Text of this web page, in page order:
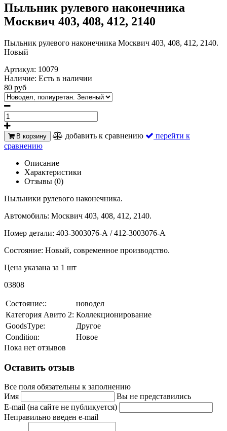
Пыльник рулевого наконечника
Москвич 403, 408, 412, 2140
Пыльник рулевого наконечника Москвич 403, 408, 412, 2140.
Новый
Артикул: 10079
Наличие: Есть в наличии
80 руб
В корзину добавить к сравнению
перейти к
сравнению
Описание
Характеристики
Отзывы (0)
Пыльники рулевого наконечника.
Автомобиль: Москвич 403, 408, 412, 2140.
Номер детали: 403-3003076-А / 412-3003076-А
Состояние: Новый, современное производство.
Цена указана за 1 шт
03808
Состояние::
новодел
Категория Авито 2: Коллекционирование
GoodsType:
Другое
Condition:
Новое
Пока нет отзывов
Оставить отзыв
Все поля обязательны к заполнению
Имя
Вы не представились
E-mail (на сайте не публикуется)
Неправильно введен e-mail